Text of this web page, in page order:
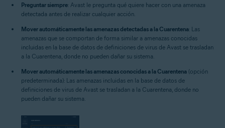
Preguntar siempre: Avast le pregunta qué quiere hacer con una amenaza
detectada antes de realizar cualquier acción.
Mover automáticamente las amenazas detectadas a la Cuarentena: Las
amenazas que se comportan de forma similar a amenazas conocidas
incluidas en la base de datos de definiciones de virus de Avast se trasladan
a la Cuarentena, donde no pueden dañar su sistema.
Mover automáticamente las amenazas conocidas a la Cuarentena (opción
predeterminada): Las amenazas incluidas en la base de datos de
definiciones de virus de Avast se trasladan a la Cuarentena, donde no
pueden dañar su sistema.